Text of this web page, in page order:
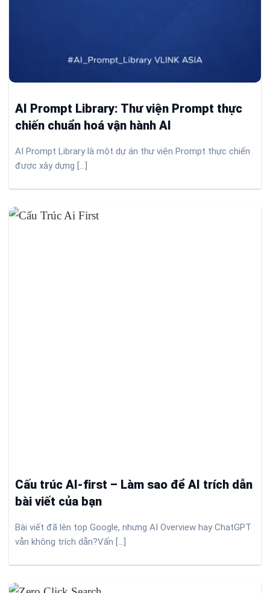
AI Prompt Library: Thư viện Prompt thực
chiến chuẩn hoá vận hành AI
AI Prompt Library là một dự án thư viện Prompt thực chiến
được xây dựng [...]
Cấu trúc AI-first – Làm sao để AI trích dẫn
bài viết của bạn
Bài viết đã lên top Google, nhưng AI Overview hay ChatGPT
vẫn không trích dẫn?Vấn [...]